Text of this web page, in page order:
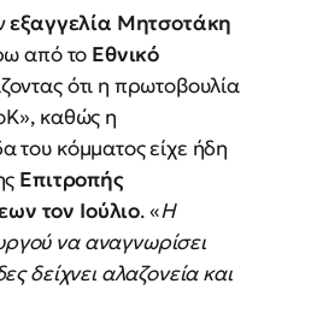
εξαγγελία Μητσοτάκη
από το Εθνικό
ότι η πρωτοβουλία
καθώς η
του κόμματος είχε ήδη
Επιτροπής
τον Ιούλιο. «Η
να αναγνωρίσει
δείχνει αλαζονεία και